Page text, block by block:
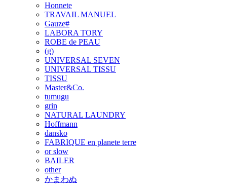
Honnete
TRAVAIL MANUEL
Gauze#
LABORA TORY
ROBE de PEAU
(g)
UNIVERSAL SEVEN
UNIVERSAL TISSU
TISSU
Master&Co.
tumugu
grin
NATURAL LAUNDRY
Hoffmann
dansko
FABRIQUE en planete terre
or slow
BAILER
other
かまわぬ